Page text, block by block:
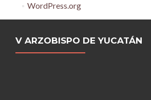
WordPress.org
V ARZOBISPO DE YUCATÁN